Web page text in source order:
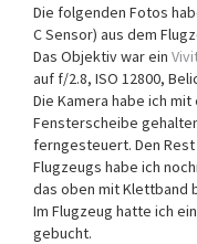
Die folgenden Fotos
C Sensor) aus dem
Das Objektiv war ein
auf f/2.8, ISO 12800,
Die Kamera habe ich
Fensterscheibe
ferngesteuert. Den
Flugzeugs habe ich
das oben mit Klettband
Im Flugzeug hatte ich
gebucht.